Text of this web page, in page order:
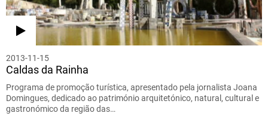
2013-11-15
Caldas da Rainha
Programa de promoção turística, apresentado pela jornalista Joana
Domingues, dedicado ao património arquitetónico, natural, cultural e
gastronómico da região das…